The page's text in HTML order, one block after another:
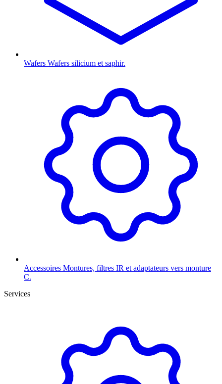
Wafers Wafers silicium et saphir.
Accessoires Montures, filtres IR et adaptateurs vers monture
C.
Services